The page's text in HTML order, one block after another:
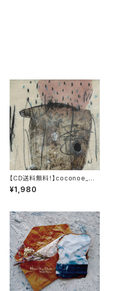
【CD送料無料！】coconoe_コ
コノエ 1st Album『或る日のhal
o』
¥1,980